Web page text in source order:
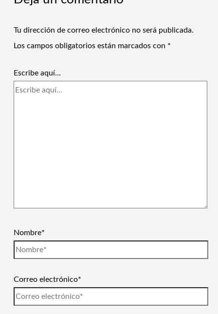
Tu dirección de correo electrónico no será publicada.
Los campos obligatorios están marcados con *
Escribe aquí...
Nombre*
Correo electrónico*